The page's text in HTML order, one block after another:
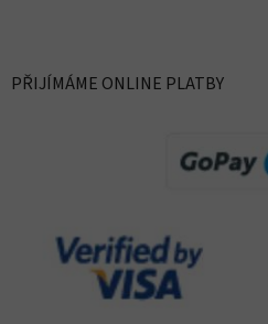
PŘIJÍMÁME ONLINE PLATBY